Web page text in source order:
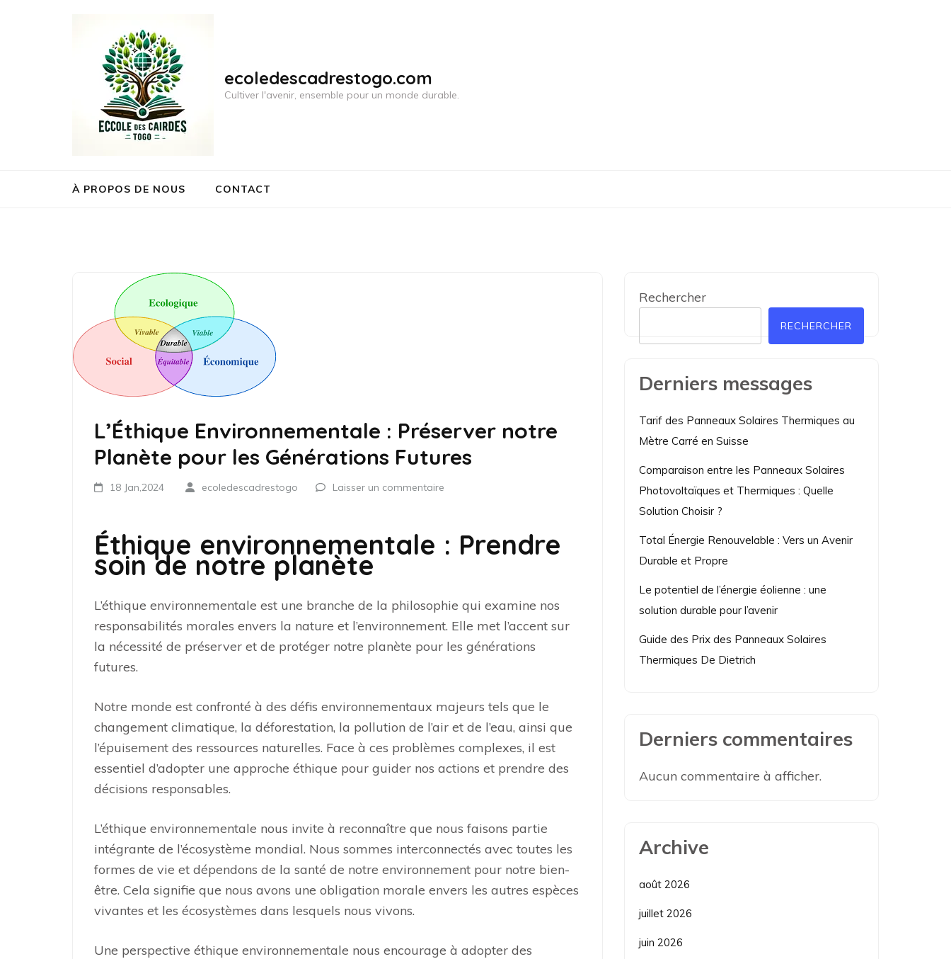
ecoledescadrestogo.com
Cultiver l'avenir, ensemble pour un monde durable.
À PROPOS DE NOUS CONTACT
L’Éthique Environnementale : Préserver notre
Planète pour les Générations Futures
18 Jan,2024 ecoledescadrestogo Laisser un commentaire
Éthique environnementale : Prendre
soin de notre planète
L’éthique environnementale est une branche de la philosophie qui examine nos
responsabilités morales envers la nature et l’environnement. Elle met l’accent sur
la nécessité de préserver et de protéger notre planète pour les générations
futures.
Notre monde est confronté à des défis environnementaux majeurs tels que le
changement climatique, la déforestation, la pollution de l’air et de l’eau, ainsi que
l’épuisement des ressources naturelles. Face à ces problèmes complexes, il est
essentiel d’adopter une approche éthique pour guider nos actions et prendre des
décisions responsables.
L’éthique environnementale nous invite à reconnaître que nous faisons partie
intégrante de l’écosystème mondial. Nous sommes interconnectés avec toutes les
formes de vie et dépendons de la santé de notre environnement pour notre bien-
être. Cela signifie que nous avons une obligation morale envers les autres espèces
vivantes et les écosystèmes dans lesquels nous vivons.
Une perspective éthique environnementale nous encourage à adopter des
Rechercher
RECHERCHER
Derniers messages
Tarif des Panneaux Solaires Thermiques au
Mètre Carré en Suisse
Comparaison entre les Panneaux Solaires
Photovoltaïques et Thermiques : Quelle
Solution Choisir ?
Total Énergie Renouvelable : Vers un Avenir
Durable et Propre
Le potentiel de l’énergie éolienne : une
solution durable pour l’avenir
Guide des Prix des Panneaux Solaires
Thermiques De Dietrich
Derniers commentaires
Aucun commentaire à afficher.
Archive
août 2026
juillet 2026
juin 2026